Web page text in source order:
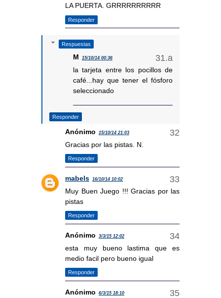
LA PUERTA. GRRRRRRRRRR
Responder
Respuestas
M 15/10/14 00:36
la tarjeta entre los pocillos de
café...hay que tener el fósforo
seleccionado
Responder
Anónimo 15/10/14 21:03
Gracias por las pistas. N.
Responder
mabels 16/10/14 10:02
Muy Buen Juego !!! Gracias por las
pistas
Responder
Anónimo 3/3/15 12:02
esta muy bueno lastima que es
medio facil pero bueno igual
Responder
Anónimo 6/3/15 18:10